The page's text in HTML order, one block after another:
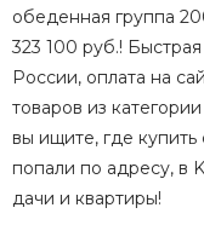
обеденная группа
323 100 руб.!
России, оплата на
товаров из
вы ищите, где
попали по адресу, в
дачи и квартиры!